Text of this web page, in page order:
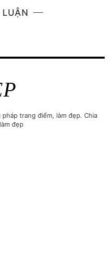
LUẬN
trang điểm, làm đẹp. Chia
đẹp